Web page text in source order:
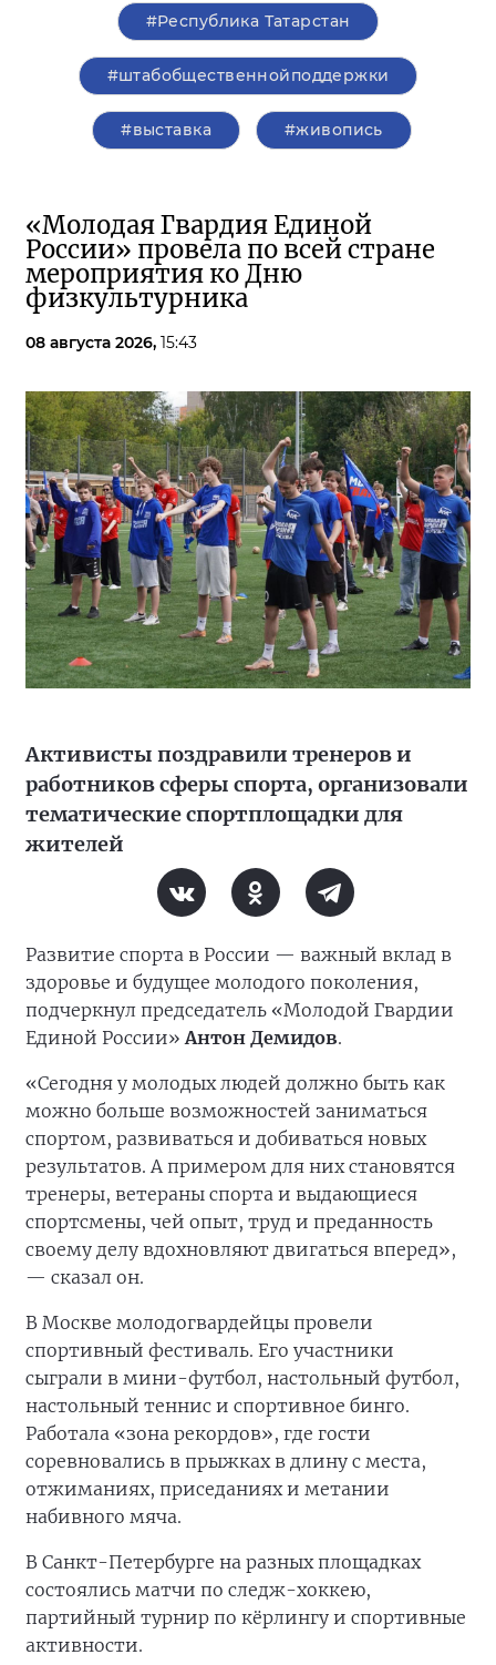
#Республика Татарстан
#штабобщественнойподдержки
#выставка #живопись
«Молодая Гвардия Единой
России» провела по всей стране
мероприятия ко Дню
физкультурника
08 августа 2026, 15:43
Активисты поздравили тренеров и
работников сферы спорта, организовали
тематические спортплощадки для
жителей
Развитие спорта в России — важный вклад в
здоровье и будущее молодого поколения,
подчеркнул председатель «Молодой Гвардии
Единой России» Антон Демидов.
«Сегодня у молодых людей должно быть как
можно больше возможностей заниматься
спортом, развиваться и добиваться новых
результатов. А примером для них становятся
тренеры, ветераны спорта и выдающиеся
спортсмены, чей опыт, труд и преданность
своему делу вдохновляют двигаться вперед»,
— сказал он.
В Москве молодогвардейцы провели
спортивный фестиваль. Его участники
сыграли в мини-футбол, настольный футбол,
настольный теннис и спортивное бинго.
Работала «зона рекордов», где гости
соревновались в прыжках в длину с места,
отжиманиях, приседаниях и метании
набивного мяча.
В Санкт-Петербурге на разных площадках
состоялись матчи по следж-хоккею,
партийный турнир по кёрлингу и спортивные
активности.